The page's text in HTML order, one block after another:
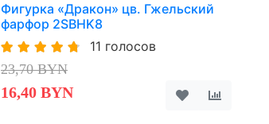
Фигурка «Дракон» цв. Гжельский
фарфор 2SBHK8
11 голосов
23,70 BYN
16,40 BYN